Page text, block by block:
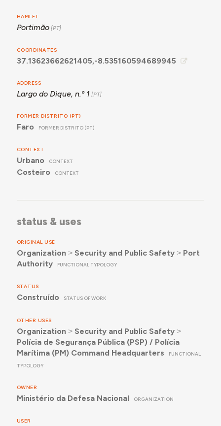
HAMLET
Portimão
COORDINATES
37.13623662621405,-8.535160594689945
ADDRESS
Largo do Dique, n.º 1
FORMER DISTRITO (PT)
Faro FORMER DISTRITO (PT)
CONTEXT
Urbano CONTEXT
Costeiro CONTEXT
status & uses
ORIGINAL USE
Organization ˃ Security and Public Safety˃ Port
Authority
FUNCTIONAL TYPOLOGY
STATUS
Construído STATUS OF WORK
OTHER USES
Organization ˃ Security and Public Safety˃
Polícia de Segurança Pública (PSP) / Polícia
Marítima (PM) Command Headquarters
FUNCTIONAL
TYPOLOGY
OWNER
Ministério da Defesa Nacional ORGANIZATION
USER